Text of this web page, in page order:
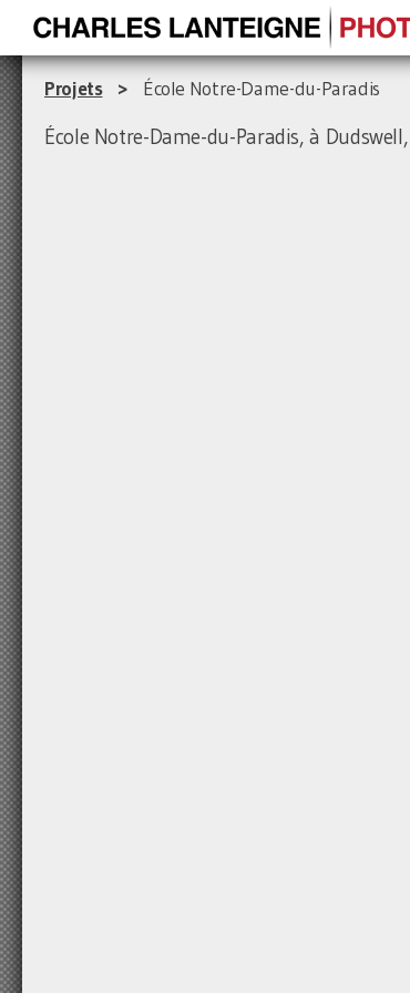
Projets> École Notre-Dame-du-Paradis
École Notre-Dame-du-Paradis, à